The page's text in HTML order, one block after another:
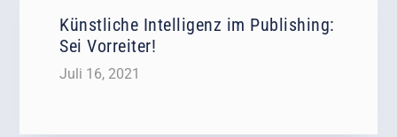
Künstliche Intelligenz im Publishing:
Sei Vorreiter!
Juli 16, 2021